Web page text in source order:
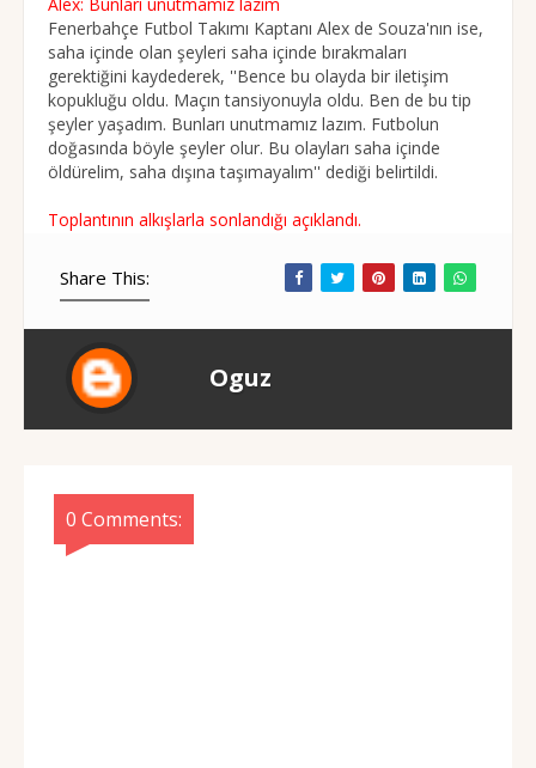
Fenerbahçe Futbol Takımı Kaptanı Alex de Souza'nın ise,
saha içinde olan şeyleri saha içinde bırakmaları
gerektiğini kaydederek, ''Bence bu olayda bir iletişim
kopukluğu oldu. Maçın tansiyonuyla oldu. Ben de bu tip
şeyler yaşadım. Bunları unutmamız lazım. Futbolun
doğasında böyle şeyler olur. Bu olayları saha içinde
öldürelim, saha dışına taşımayalım'' dediği belirtildi.
Toplantının alkışlarla sonlandığı açıklandı.
Share This:
Oguz
0 Comments: